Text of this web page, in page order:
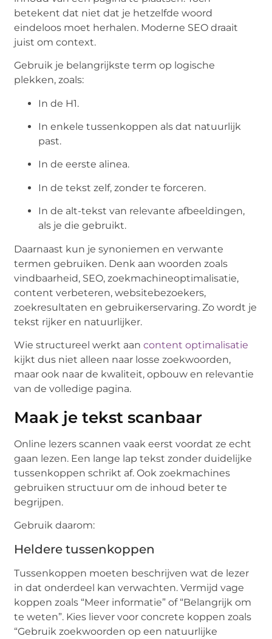
betekent dat niet dat je hetzelfde woord
eindeloos moet herhalen. Moderne SEO draait
juist om context.
Gebruik je belangrijkste term op logische
plekken, zoals:
In de H1.
In enkele tussenkoppen als dat natuurlijk
past.
In de eerste alinea.
In de tekst zelf, zonder te forceren.
In de alt-tekst van relevante afbeeldingen,
als je die gebruikt.
Daarnaast kun je synoniemen en verwante
termen gebruiken. Denk aan woorden zoals
vindbaarheid, SEO, zoekmachineoptimalisatie,
content verbeteren, websitebezoekers,
zoekresultaten en gebruikerservaring. Zo wordt je
tekst rijker en natuurlijker.
Wie structureel werkt aancontent optimalisatie
kijkt dus niet alleen naar losse zoekwoorden,
maar ook naar de kwaliteit, opbouw en relevantie
van de volledige pagina.
Maak je tekst scanbaar
Online lezers scannen vaak eerst voordat ze echt
gaan lezen. Een lange lap tekst zonder duidelijke
tussenkoppen schrikt af. Ook zoekmachines
gebruiken structuur om de inhoud beter te
begrijpen.
Gebruik daarom:
Heldere tussenkoppen
Tussenkoppen moeten beschrijven wat de lezer
in dat onderdeel kan verwachten. Vermijd vage
koppen zoals “Meer informatie” of “Belangrijk om
te weten”. Kies liever voor concrete koppen zoals
“Gebruik zoekwoorden op een natuurlijke